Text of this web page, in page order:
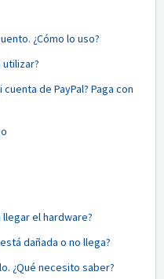
¿Cómo lo uso?
de PayPal? Paga con
el hardware?
dañada o no llega?
¿Qué necesito saber?